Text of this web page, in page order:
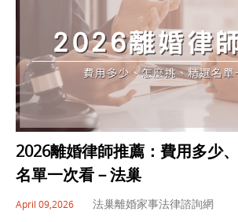
2026離婚律師推薦：費用多少
名單一次看－法巢
April 09,2026 法巢離婚家事法律諮詢網